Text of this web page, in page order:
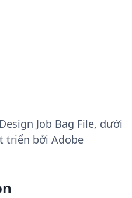
Job Bag File, dưới
triển bởi Adobe